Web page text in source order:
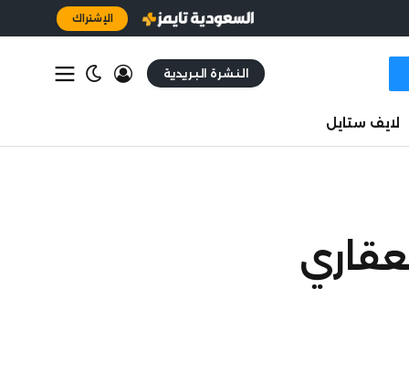
الإشتراك
النشرة البريدية
لايف ستايل